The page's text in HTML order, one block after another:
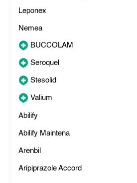
Leponex
Nemea
BUCCOLAM
Seroquel
Stesolid
Valium
Abilify
Abilify Maintena
Arenbil
Aripiprazole Accord